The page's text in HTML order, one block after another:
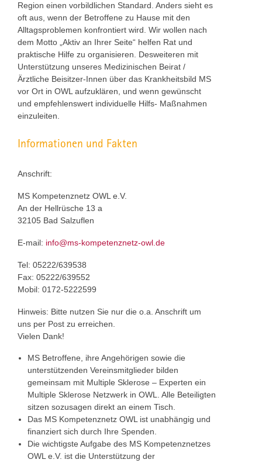
Region einen vorbildlichen Standard. Anders sieht es
oft aus, wenn der Betroffene zu Hause mit den
Alltagsproblemen konfrontiert wird. Wir wollen nach
dem Motto „Aktiv an Ihrer Seite“ helfen Rat und
praktische Hilfe zu organisieren. Desweiteren mit
Unterstützung unseres Medizinischen Beirat /
Ärztliche Beisitzer-Innen über das Krankheitsbild MS
vor Ort in OWL aufzuklären, und wenn gewünscht
und empfehlenswert individuelle Hilfs- Maßnahmen
einzuleiten.
Informationen und Fakten
Anschrift:
MS Kompetenznetz OWL e.V.
An der Hellrüsche 13 a
32105 Bad Salzuflen
E-mail: info@ms-kompetenznetz-owl.de
Tel: 05222/639538
Fax: 05222/639552
Mobil: 0172-5222599
Hinweis: Bitte nutzen Sie nur die o.a. Anschrift um
uns per Post zu erreichen.
Vielen Dank!
MS Betroffene, ihre Angehörigen sowie die
unterstützenden Vereinsmitglieder bilden
gemeinsam mit Multiple Sklerose – Experten ein
Multiple Sklerose Netzwerk in OWL. Alle Beteiligten
sitzen sozusagen direkt an einem Tisch.
Das MS Kompetenznetz OWL ist unabhängig und
finanziert sich durch Ihre Spenden.
Die wichtigste Aufgabe des MS Kompetenznetzes
OWL e.V. ist die Unterstützung der